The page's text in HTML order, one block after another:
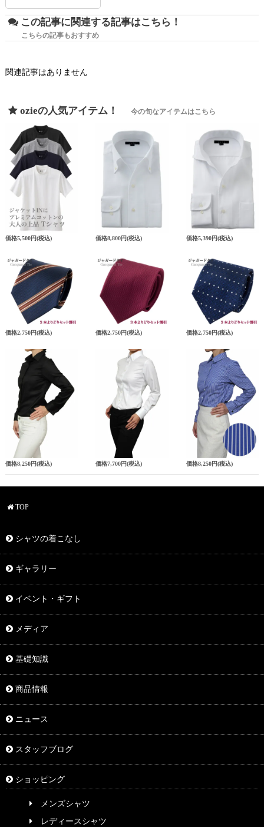
この記事に関連する記事はこちら！
こちらの記事もおすすめ
関連記事はありません
ozieの人気アイテム！ 今の旬なアイテムはこちら
価格5,500円(税込) 価格8,800円(税込) 価格5,390円(税込)
価格2,750円(税込) 価格2,750円(税込) 価格2,750円(税込)
価格8,250円(税込) 価格7,700円(税込) 価格8,250円(税込)
TOP
シャツの着こなし
ギャラリー
イベント・ギフト
メディア
基礎知識
商品情報
ニュース
スタッフブログ
ショッピング
メンズシャツ
レディースシャツ